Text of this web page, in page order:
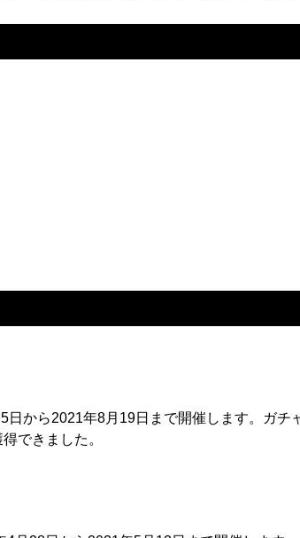
から2021年8月19日まで開催します。ガチ
できました。